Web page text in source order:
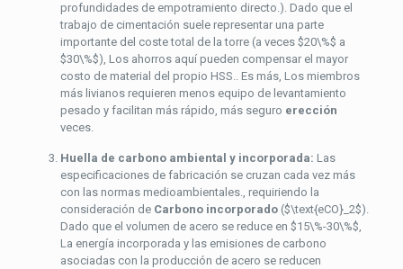
profundidades de empotramiento directo.). Dado que el
trabajo de cimentación suele representar una parte
importante del coste total de la torre (a veces $20\%$ a
$30\%$), Los ahorros aquí pueden compensar el mayor
costo de material del propio HSS.. Es más, Los miembros
más livianos requieren menos equipo de levantamiento
pesado y facilitan más rápido, más seguro erección
veces.
Huella de carbono ambiental y incorporada: Las
especificaciones de fabricación se cruzan cada vez más
con las normas medioambientales., requiriendo la
consideración de Carbono incorporado($\text{eCO}_2$).
Dado que el volumen de acero se reduce en $15\%-30\%$,
La energía incorporada y las emisiones de carbono
asociadas con la producción de acero se reducen